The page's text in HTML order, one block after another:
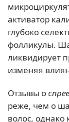
активатор
глубоко
фолликулы.
ликвидирует
изменяя
Отзывы о
реже, чем о
волос,